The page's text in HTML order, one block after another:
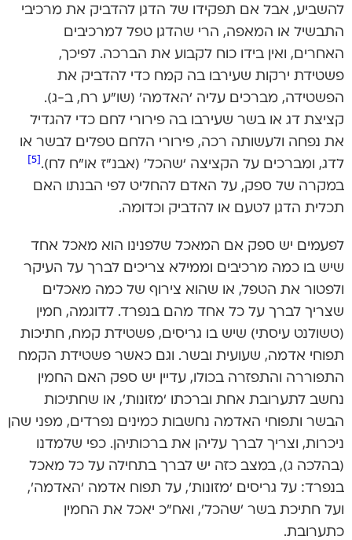
להשביע, אבל אם תפקידו של הדגן להדביק את מרכיבי
התבשיל או המאפה, הרי שהדגן טפל למרכיבים
האחרים, ואין בידו כוח לקבוע את הברכה. לפיכך,
פשטידת ירקות שעירבו בה קמח כדי להדביק את
הפשטידה, מברכים עליה ‘האדמה’ (שו”ע רח, ב-ג).
קציצת דג או בשר שעירבו בה פירורי לחם כדי להגדיל
את נפחה ולעשותה רכה, פירורי הלחם טפלים לבשר או
לדג, ומברכים על הקציצה ‘שהכל’ (אבנ”ז או”ח לח).
במקרה של ספק, על האדם להחליט לפי הבנתו האם
תכלית הדגן לטעם או להדביק וכדומה.
לפעמים יש ספק אם המאכל שלפנינו הוא מאכל אחד
שיש בו כמה מרכיבים וממילא צריכים לברך על העיקר
ולפטור את הטפל, או שהוא צירוף של כמה מאכלים
שצריך לברך על כל אחד מהם בנפרד. לדוגמה, חמין
(טשולנט עיסתי) שיש בו גריסים, פשטידת קמח, חתיכות
תפוחי אדמה, שעועית ובשר. וגם כאשר פשטידת הקמח
התפוררה והתפזרה בכולו, עדיין יש ספק האם החמין
נחשב לתערובת אחת וברכתו ‘מזונות’, או שחתיכות
הבשר ותפוחי האדמה נחשבות כמינים נפרדים, מפני שהן
ניכרות, וצריך לברך עליהן את ברכותיהן. כפי שלמדנו
(בהלכה ג), במצב כזה יש לברך בתחילה על כל מאכל
בנפרד: על גריסים ‘מזונות’, על תפוח אדמה ‘האדמה’,
ועל חתיכת בשר ‘שהכל’, ואח”כ יאכל את החמין
כתערובת.